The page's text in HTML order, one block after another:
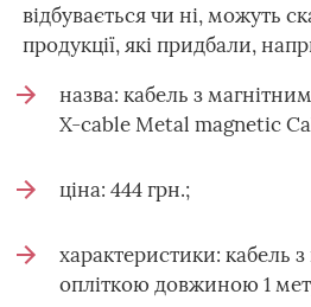
відбувається чи ні, можуть
продукції, які придбали,
назва: кабель з
X-cable Metal magnetic
ціна: 444 грн.;
характеристики: кабель
опліткою довжиною 1